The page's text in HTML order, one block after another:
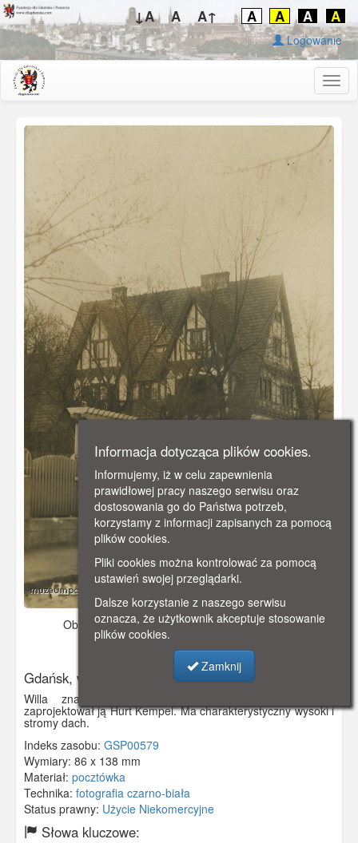
↓A A A↑ A A A A
Logowanie
Obraz pochodzi z 1912 r.Dodano: 2019-10-26 00:35
Gdańsk, willa przy Batorego
Willa znajduje się przy Batorego 8 (Steffensweg),
zaprojektował ją Hurt Kempel. Ma charakterystyczny wysoki i
stromy dach.
Indeks zasobu: GSP00579
Wymiary: 86 x 138 mm
Materiał: pocztówka
Technika: fotografia czarno-biała
Status prawny: Użycie Niekomercyjne
Słowa kluczowe:
Informacja dotycząca plików cookies.
Informujemy, iż w celu zapewnienia
prawidłowej pracy naszego serwisu oraz
dostosowania go do Państwa potrzeb,
korzystamy z informacji zapisanych za pomocą
plików cookies.
Pliki cookies można kontrolować za pomocą
ustawień swojej przeglądarki.
Dalsze korzystanie z naszego serwisu
oznacza, że użytkownik akceptuje stosowanie
plików cookies.
Zamknij